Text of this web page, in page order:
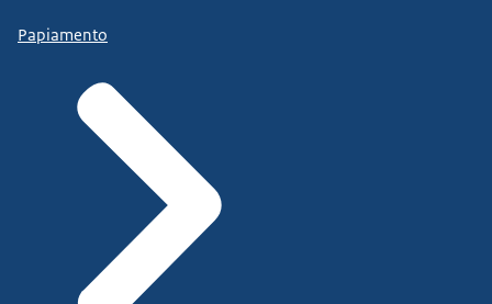
Papiamento